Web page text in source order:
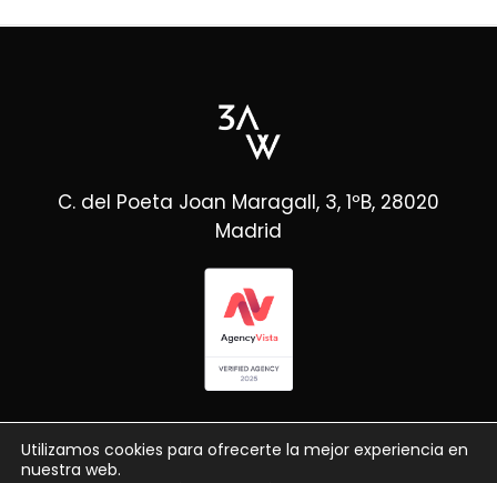
C. del Poeta Joan Maragall, 3, 1ºB, 28020
Madrid
Utilizamos cookies para ofrecerte la mejor experiencia en
nuestra web.